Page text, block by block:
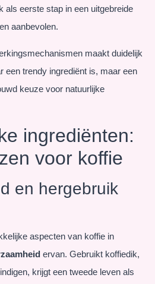
als eerste stap in een uitgebreide
aanbevolen.
maakt duidelijk
een trendy ingrediënt is, maar een
keuze voor natuurlijke
ingrediënten:
voor koffie
en hergebruik
aspecten van koffie in
ervan. Gebruikt koffiedik,
krijgt een tweede leven als